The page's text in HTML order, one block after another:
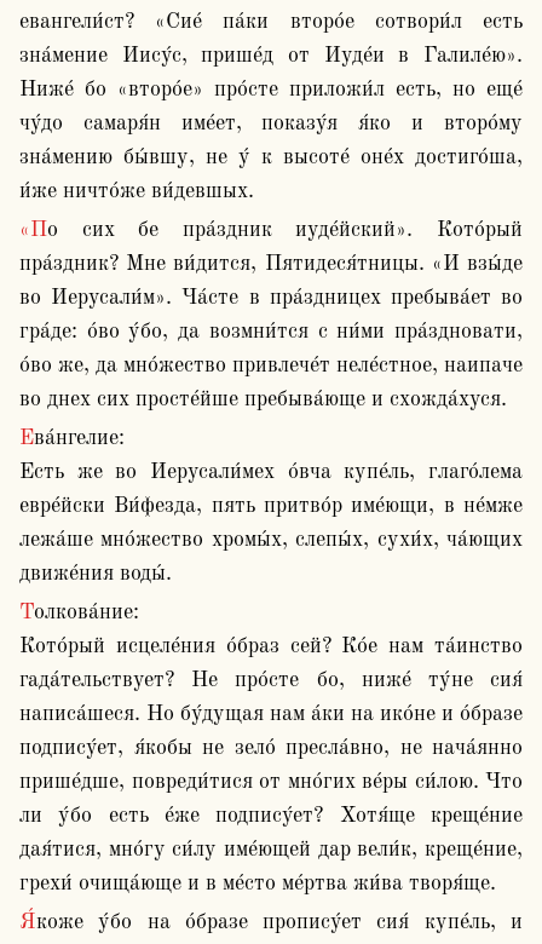
евангели́ст? «Сие́ па́ки второ́е сотвори́л есть
зна́мение Иису́с, прише́д от Иуде́и в Галиле́ю».
Ниже́ бо «второ́е» про́сте приложи́л есть, но еще́
чу́до самаря́н име́ет, показу́я я́ко и второ́му
зна́мению бы́вшу, не у́ к высоте́ оне́х достиго́ша,
и́же ничто́же ви́девшых.
«По сих бе пра́здник иуде́йский». Кото́рый
пра́здник? Мне ви́дится, Пятидеся́тницы. «И взы́де
во Иерусали́м». Ча́сте в пра́здницех пребыва́ет во
гра́де: о́во у́бо, да возмни́тся с ни́ми пра́здновати,
о́во же, да мно́жество привлече́т неле́стное, наипаче
во днех сих просте́йше пребыва́юще и схожда́хуся.
Ева́нгелие:
Есть же во Иерусали́мех о́вча купе́ль, глаго́лема
евре́йски Ви́фезда, пять притво́р име́ющи, в не́мже
лежа́ше мно́жество хромы́х, слепы́х, сухи́х, ча́ющих
движе́ния воды́.
Толкова́ние:
Кото́рый исцеле́ния о́браз сей? Ко́е нам та́инство
гада́тельствует? Не про́сте бо, ниже́ ту́не сия́
написа́шеся. Но бу́дущая нам а́ки на ико́не и о́бразе
подпису́ет, я́кобы не зело́ пресла́вно, не нача́янно
прише́дше, повреди́тися от мно́гих ве́ры си́лою. Что
ли у́бо есть е́же подпису́ет? Хотя́ще креще́ние
дая́тися, мно́гу си́лу име́ющей дар вели́к, креще́ние,
грехи́ очища́юще и в ме́сто ме́ртва жи́ва творя́ще.
Я́коже у́бо на о́бразе пропису́ет сия́ купе́ль, и